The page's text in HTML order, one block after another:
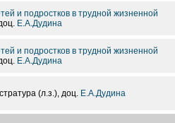
и подростков в трудной жизненной
Е.А.Дудина
и подростков в трудной жизненной
Е.А.Дудина
(л.з.), доц. Е.А.Дудина